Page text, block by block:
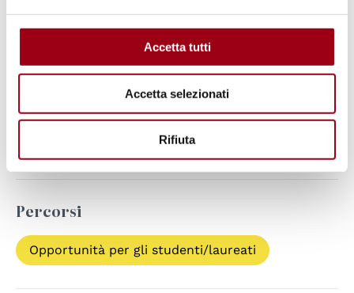
Accetta tutti
Accetta selezionati
Rifiuta
per volontarie e volontari con
disponibilità di breve-medio periodo
protezione dei diritti umani
Percorsi
Opportunità per gli studenti/laureati